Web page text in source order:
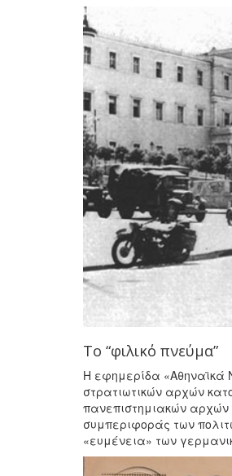
Το “φιλικό πνεύμα”
Η εφημερίδα «Αθηναϊκά
στρατιωτικών αρχών
πανεπιστημιακών
συμπεριφοράς των
«ευμένεια» των